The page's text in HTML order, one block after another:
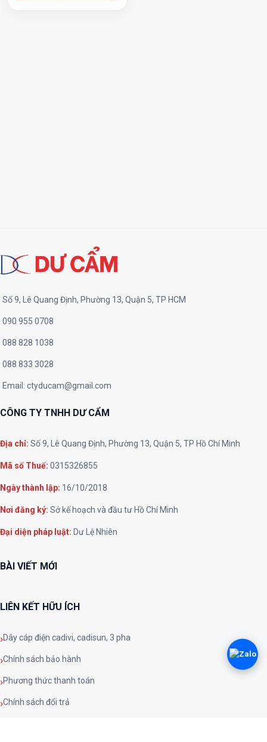
Số 9, Lê Quang Định, Phường 13, Quận 5, TP HCM
090 955 0708
088 828 1038
088 833 3028
Email: ctyducam@gmail.com
CÔNG TY TNHH DƯ CẨM
Địa chỉ: Số 9, Lê Quang Định, Phường 13, Quận 5, TP Hồ Chí Minh
Mã số Thuế: 0315326855
Ngày thành lập: 16/10/2018
Nơi đăng ký: Sở kế hoạch và đầu tư Hồ Chí Minh
Đại diện pháp luật: Dư Lệ Nhiên
BÀI VIẾT MỚI
LIÊN KẾT HỮU ÍCH
Dây cáp điện cadivi, cadisun, 3 pha
Chính sách bảo hành
Phương thức thanh toán
Chính sách đổi trả